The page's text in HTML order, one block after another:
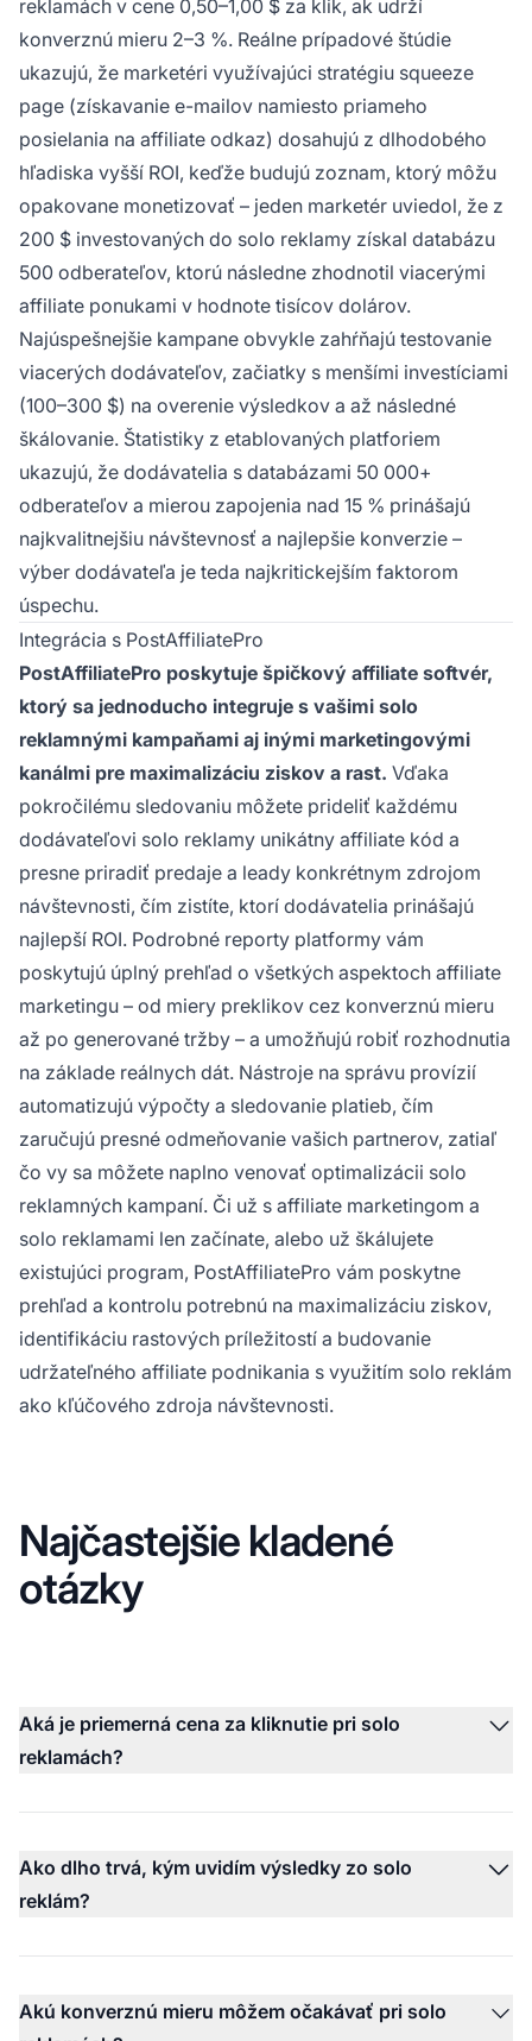
reklamách v cene 0,50–1,00 $ za klik, ak udrží
konverznú mieru 2–3 %. Reálne prípadové štúdie
ukazujú, že marketéri využívajúci stratégiu squeeze
page (získavanie e-mailov namiesto priameho
posielania na affiliate odkaz) dosahujú z dlhodobého
hľadiska vyšší ROI, keďže budujú zoznam, ktorý môžu
opakovane monetizovať – jeden marketér uviedol, že z
200 $ investovaných do solo reklamy získal databázu
500 odberateľov, ktorú následne zhodnotil viacerými
affiliate ponukami v hodnote tisícov dolárov.
Najúspešnejšie kampane obvykle zahŕňajú testovanie
viacerých dodávateľov, začiatky s menšími investíciami
(100–300 $) na overenie výsledkov a až následné
škálovanie. Štatistiky z etablovaných platforiem
ukazujú, že dodávatelia s databázami 50 000+
odberateľov a mierou zapojenia nad 15 % prinášajú
najkvalitnejšiu návštevnosť a najlepšie konverzie –
výber dodávateľa je teda najkritickejším faktorom
úspechu.
Integrácia s PostAffiliatePro
PostAffiliatePro poskytuje špičkový affiliate softvér,
ktorý sa jednoducho integruje s vašimi solo
reklamnými kampaňami aj inými marketingovými
kanálmi pre maximalizáciu ziskov a rast. Vďaka
pokročilému sledovaniu môžete prideliť každému
dodávateľovi solo reklamy unikátny affiliate kód a
presne priradiť predaje a leady konkrétnym zdrojom
návštevnosti, čím zistíte, ktorí dodávatelia prinášajú
najlepší ROI. Podrobné reporty platformy vám
poskytujú úplný prehľad o všetkých aspektoch affiliate
marketingu – od miery preklikov cez konverznú mieru
až po generované tržby – a umožňujú robiť rozhodnutia
na základe reálnych dát. Nástroje na správu provízií
automatizujú výpočty a sledovanie platieb, čím
zaručujú presné odmeňovanie vašich partnerov, zatiaľ
čo vy sa môžete naplno venovať optimalizácii solo
reklamných kampaní. Či už s affiliate marketingom a
solo reklamami len začínate, alebo už škálujete
existujúci program, PostAffiliatePro vám poskytne
prehľad a kontrolu potrebnú na maximalizáciu ziskov,
identifikáciu rastových príležitostí a budovanie
udržateľného affiliate podnikania s využitím solo reklám
ako kľúčového zdroja návštevnosti.
Najčastejšie kladené
otázky
Aká je priemerná cena za kliknutie pri solo
reklamách?
Ako dlho trvá, kým uvidím výsledky zo solo
reklám?
Akú konverznú mieru môžem očakávať pri solo